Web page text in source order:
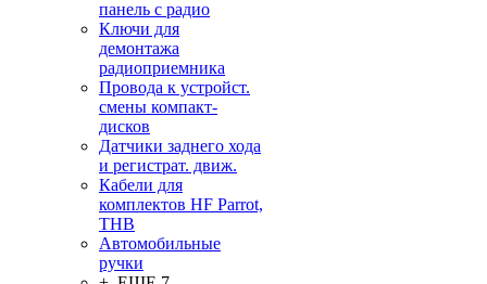
панель с радио
Ключи для
демонтажа
радиоприемника
Провода к устройст.
смены компакт-
дисков
Датчики заднего хода
и регистрат. движ.
Кабели для
комплектов HF Parrot,
THB
Автомобильные
ручки